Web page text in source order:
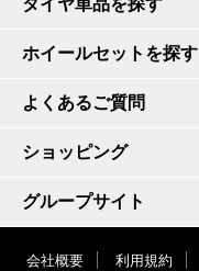
ホイールセットを探す
よくあるご質問
ショッピング
グループサイト
会社概要 利用規約